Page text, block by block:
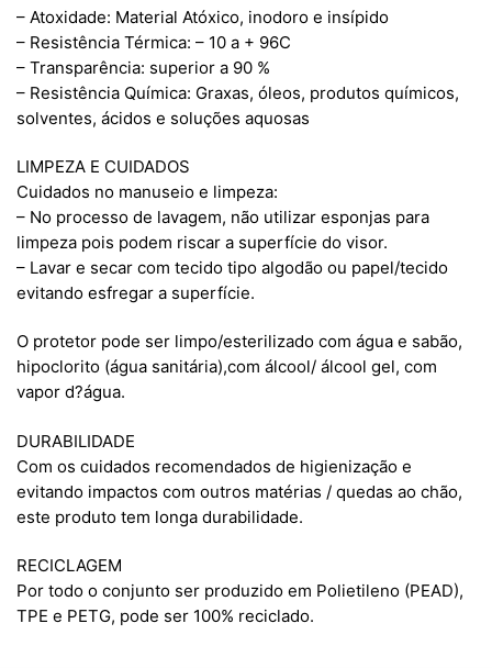
– Atoxidade: Material Atóxico, inodoro e insípido
– Resistência Térmica: – 10 a + 96C
– Transparência: superior a 90 %
– Resistência Química: Graxas, óleos, produtos químicos,
solventes, ácidos e soluções aquosas
LIMPEZA E CUIDADOS
Cuidados no manuseio e limpeza:
– No processo de lavagem, não utilizar esponjas para
limpeza pois podem riscar a superfície do visor.
– Lavar e secar com tecido tipo algodão ou papel/tecido
evitando esfregar a superfície.
O protetor pode ser limpo/esterilizado com água e sabão,
hipoclorito (água sanitária),com álcool/ álcool gel, com
vapor d?água.
DURABILIDADE
Com os cuidados recomendados de higienização e
evitando impactos com outros matérias / quedas ao chão,
este produto tem longa durabilidade.
RECICLAGEM
Por todo o conjunto ser produzido em Polietileno (PEAD),
TPE e PETG, pode ser 100% reciclado.